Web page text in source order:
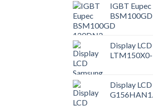
IGBT Eupec
Display
Display LCD